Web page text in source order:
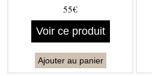
55€
Voir ce produit
Ajouter au panier